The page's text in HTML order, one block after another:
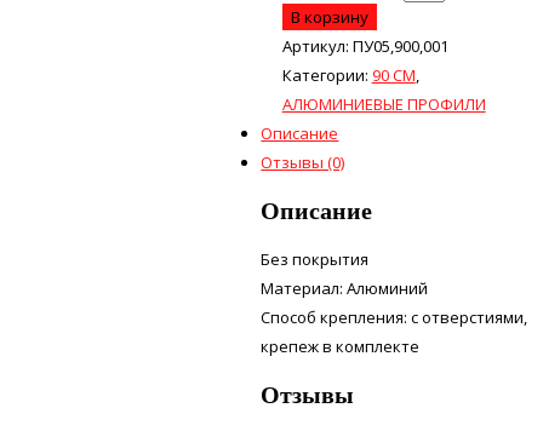
В корзину
Артикул: ПУ05,900,001
Категории: 90 СМ,
АЛЮМИНИЕВЫЕ ПРОФИЛИ
Описание
Отзывы (0)
Описание
Без покрытия
Материал: Алюминий
Способ крепления: с отверстиями,
крепеж в комплекте
Отзывы